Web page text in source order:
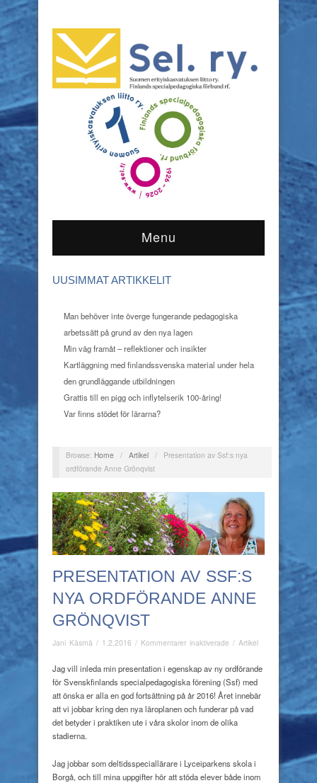
Menu
UUSIMMAT ARTIKKELIT
Man behöver inte överge fungerande pedagogiska
arbetssätt på grund av den nya lagen
Min väg framåt – reflektioner och insikter
Kartläggning med finlandssvenska material under hela
den grundläggande utbildningen
Grattis till en pigg och inflytelserik 100-åring!
Var finns stödet för lärarna?
Browse: Home / Artikel /
Presentation av Ssf:s nya
ordförande Anne Grönqvist
PRESENTATION AV SSF:S
NYA ORDFÖRANDE ANNE
GRÖNQVIST
Jani Käsmä / 1.2.2016 / Kommentarer inaktiverade för
av
Ssf:s
nya
ordförande
Anne
/ Artikel
Jag vill inleda min presentation i egenskap av ny ordförande
för Svenskfinlands specialpedagogiska förening (Ssf) med
att önska er alla en god fortsättning på år 2016! Året innebär
att vi jobbar kring den nya läroplanen och funderar på vad
det betyder i praktiken ute i våra skolor inom de olika
stadierna.
Jag jobbar som deltidsspeciallärare i Lyceiparkens skola i
Borgå, och till mina uppgifter hör att stöda elever både inom